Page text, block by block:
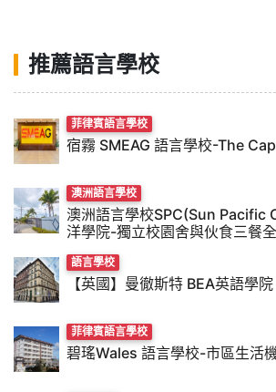
推薦語言學校
菲律賓語言學校
宿霧 SMEAG 語言學校-The
澳洲語言學校
澳洲語言學校SPC(Sun Pacific
洋學院-獨立校園舍與伙食三餐
語言學校
【英國】曼徹斯特 BEA英語學院
菲律賓語言學校
碧瑤Wales 語言學校-市區生活